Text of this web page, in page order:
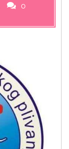
0